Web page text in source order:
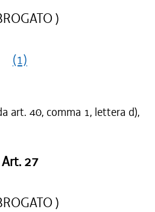
)
(1)
art. 40, comma 1, lettera d),
Art. 27
)